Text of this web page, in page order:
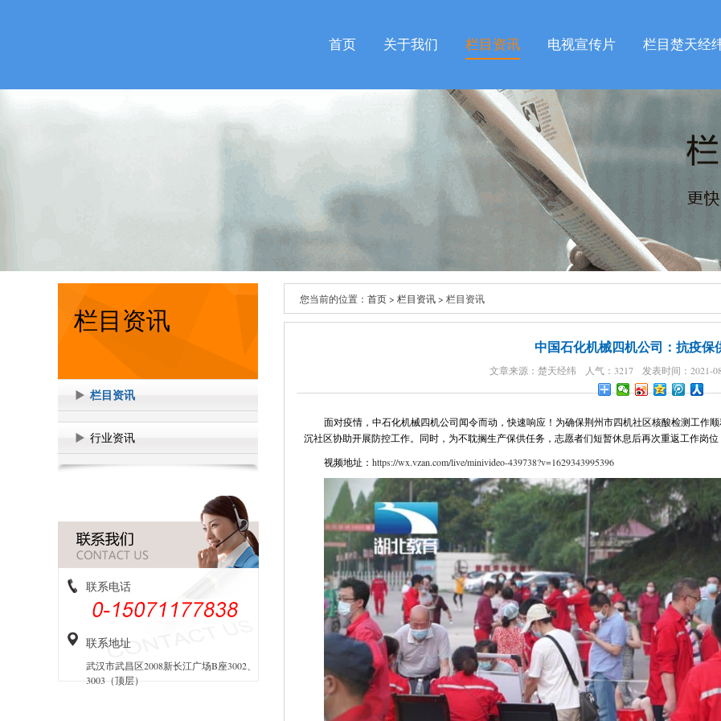
首页 关于我们 栏目资讯 电视宣传片 栏目楚天经
栏目资讯
栏目资讯
行业资讯
联系电话
联系地址
武汉市武昌区2008新长江广场B座3002、
3003（顶层）
您当前的位置： 首页> 栏目资讯> 栏目资讯
中国石化机械四机公司：抗疫保
文章来源：楚天经纬 人气：3217 发表时间：2021-
面对疫情，中石化机械四机公司闻令而动，快速响应！为确保荆州市四机社区核酸检测工作
沉社区协助开展防控工作。同时，为不耽搁生产保供任务，志愿者们短暂休息后再次重返工作岗位
视频地址： https://wx.vzan.com/live/minivideo-439738?v=1629343995396